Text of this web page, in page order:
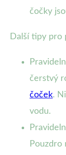
čočky
Další tipy pro
čerstvý
čoček.
vodu.
Pouzdro